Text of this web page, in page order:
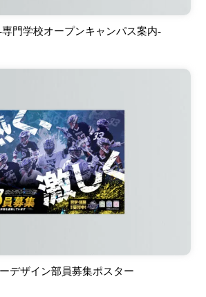
門学校オープンキャンパス案内-
デザイン部員募集ポスター